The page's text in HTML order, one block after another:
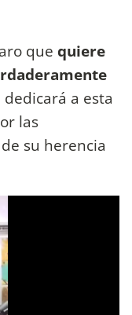
que quiere
dedicará a esta
las
su herencia